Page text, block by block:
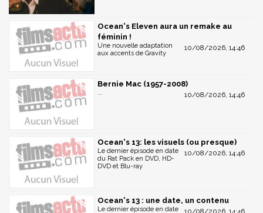
Ocean's Eleven aura un remake au
féminin !
10/08/2026, 14:46
Une nouvelle adaptation
aux accents de Gravity
Bernie Mac (1957-2008)
10/08/2026, 14:46
...
Ocean's 13: les visuels (ou presque)
10/08/2026, 14:46
Le dernier épisode en date
du Rat Pack en DVD, HD-
DVD et Blu-ray
Ocean's 13 : une date, un contenu
10/08/2026, 14:46
Le dernier épisode en date